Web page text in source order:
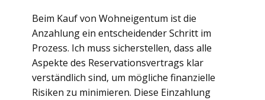
Beim Kauf von Wohneigentum ist die
Anzahlung ein entscheidender Schritt im
Prozess. Ich muss sicherstellen, dass alle
Aspekte des Reservationsvertrags klar
verständlich sind, um mögliche finanzielle
Risiken zu minimieren. Diese Einzahlung